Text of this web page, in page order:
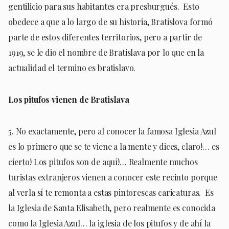
gentilicio para sus habitantes era presburgués. Esto
obedece a que a lo largo de su historia, Bratislova formó
parte de estos diferentes territorios, pero a partir de
1919, se le dio el nombre de Bratislava por lo que en la
actualidad el termino es bratislavo.
Los pitufos vienen de Bratislava
5. No exactamente, pero al conocer la famosa Iglesia Azul
es lo primero que se te viene a la mente y dices, claro!… es
cierto! Los pitufos son de aquí!… Realmente muchos
turistas extranjeros vienen a conocer este recinto porque
al verla sí te remonta a estas pintorescas caricaturas. Es
la Iglesia de Santa Elisabeth, pero realmente es conocida
como la Iglesia Azul… la iglesia de los pitufos y de ahí la